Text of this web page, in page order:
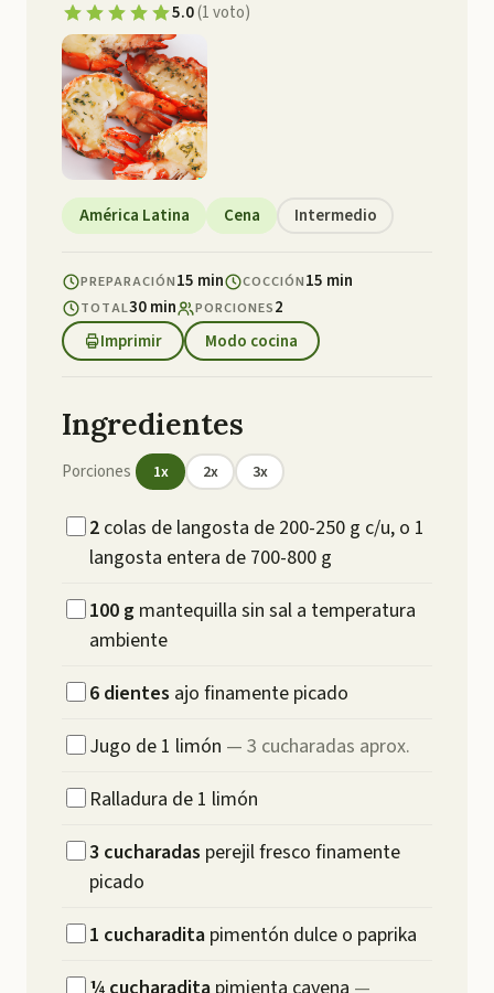
5.0(1voto)
América Latina Cena Intermedio
PREPARACIÓN15 min COCCIÓN15 min
TOTAL30 min PORCIONES2
Imprimir
Modo cocina
Ingredientes
Porciones 1x 2x 3x
2 colas de langosta de 200-250 g c/u, o 1
langosta entera de 700-800 g
100 g mantequilla sin sal a temperatura
ambiente
6 dientes ajo finamente picado
Jugo de 1 limón — 3 cucharadas aprox.
Ralladura de 1 limón
3 cucharadas perejil fresco finamente
picado
1 cucharadita pimentón dulce o paprika